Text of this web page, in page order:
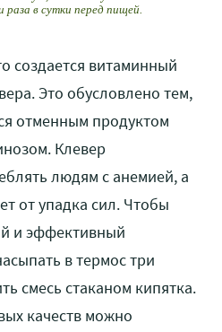
в сутки перед пищей.
создается витаминный
Это обусловлено тем,
отменным продуктом
Клевер
людям с анемией, а
от упадка сил. Чтобы
и эффективный
в термос три
смесь стаканом кипятка.
качеств можно